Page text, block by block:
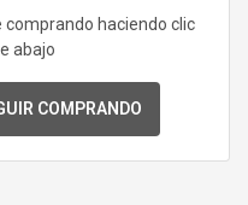
comprando haciendo clic
abajo
COMPRANDO